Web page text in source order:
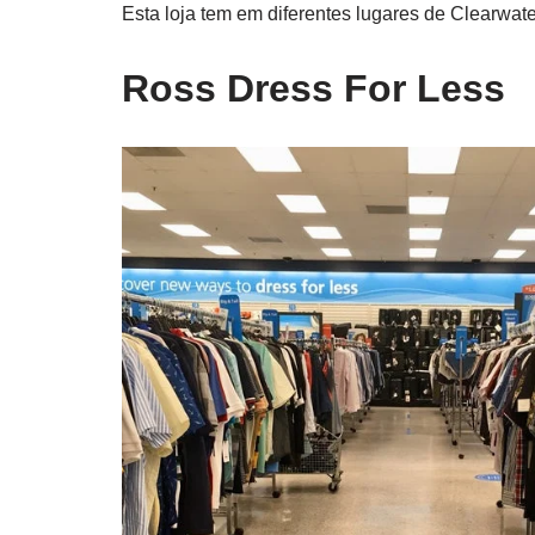
Esta loja tem em diferentes lugares de
Ross Dress For Less